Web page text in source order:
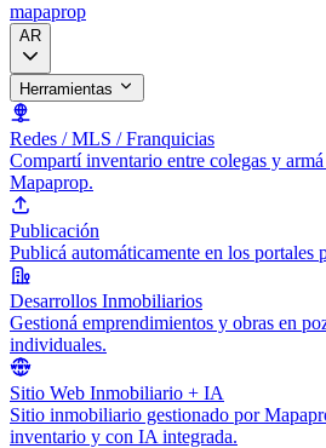
mapaprop
AR
Herramientas
Redes / MLS / Franquicias
Compartí inventario entre colegas y
Mapaprop.
Publicación
Publicá automáticamente en los portales
Desarrollos Inmobiliarios
Gestioná emprendimientos y obras en
individuales.
Sitio Web Inmobiliario + IA
Sitio inmobiliario gestionado por
inventario y con IA integrada.